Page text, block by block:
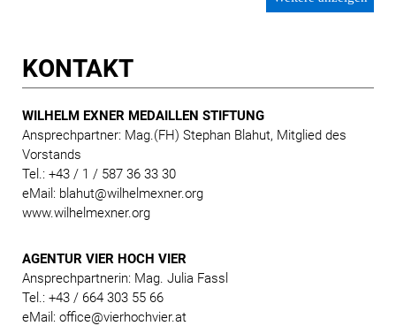
KONTAKT
WILHELM EXNER MEDAILLEN STIFTUNG
Ansprechpartner: Mag.(FH) Stephan Blahut, Mitglied des
Vorstands
Tel.: +43 / 1 / 587 36 33 30
eMail: blahut@wilhelmexner.org
www.wilhelmexner.org
AGENTUR VIER HOCH VIER
Ansprechpartnerin: Mag. Julia Fassl
Tel.: +43 / 664 303 55 66
eMail: office@vierhochvier.at